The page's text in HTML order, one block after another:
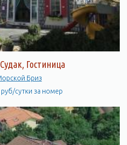
Гостиница
Бриз
сутки за номер